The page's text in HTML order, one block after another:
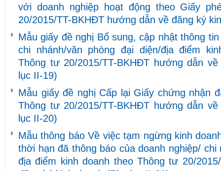
với doanh nghiệp hoạt động theo Giấy
20/2015/TT-BKHĐT hướng dẫn về đăng ký
Mẫu giấy đề nghị Bổ sung, cập nhật thông
chi nhánh/văn phòng đại diện/địa điểm
Thông tư 20/2015/TT-BKHĐT hướng dẫn
lục II-19)
Mẫu giấy đề nghị Cấp lại Giấy chứng nhận
Thông tư 20/2015/TT-BKHĐT hướng dẫn
lục II-20)
Mẫu thông báo Về việc tạm ngừng kinh
thời hạn đã thông báo của doanh nghiệp/ chi
địa điểm kinh doanh theo Thông tư 20/